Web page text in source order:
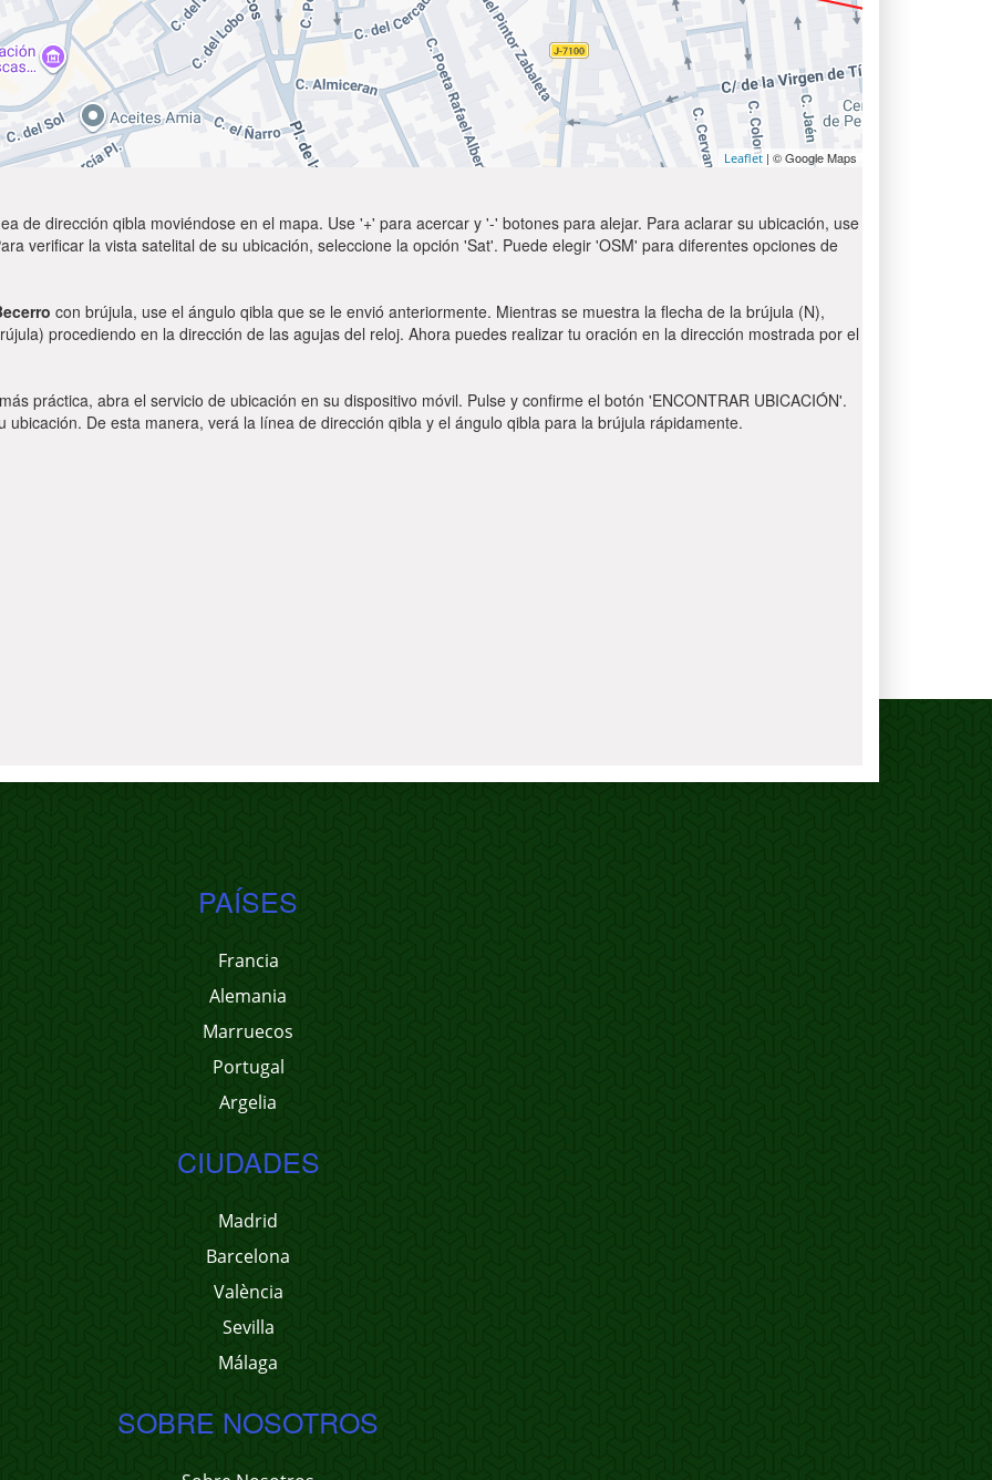
Leaflet | © Google Maps
de dirección qibla moviéndose en el mapa. Use '+' para acercar y '-' botones para alejar. Para aclarar su ubicación, use
verificar la vista satelital de su ubicación, seleccione la opción 'Sat'. Puede elegir 'OSM' para diferentes opciones de
con brújula, use el ángulo qibla que se le envió anteriormente. Mientras se muestra la flecha de la brújula (N),
procediendo en la dirección de las agujas del reloj. Ahora puedes realizar tu oración en la dirección mostrada por el
práctica, abra el servicio de ubicación en su dispositivo móvil. Pulse y confirme el botón 'ENCONTRAR UBICACIÓN'.
De esta manera, verá la línea de dirección qibla y el ángulo qibla para la brújula rápidamente.
PAÍSES
Francia
Alemania
Marruecos
Portugal
Argelia
CIUDADES
Madrid
Barcelona
València
Sevilla
Málaga
SOBRE NOSOTROS